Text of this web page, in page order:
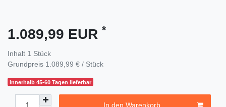
1.089,99 EUR *
Inhalt 1 Stück
Grundpreis 1.089,99 € / Stück
Innerhalb 45-60 Tagen lieferbar
In den Warenkorb